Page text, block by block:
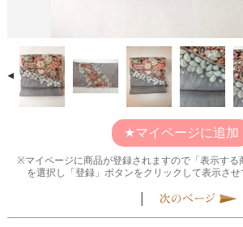
マイページに追加
マイページに商品が登録されますので「表示する
を選択し「登録」ボタンをクリックして表示させ
|